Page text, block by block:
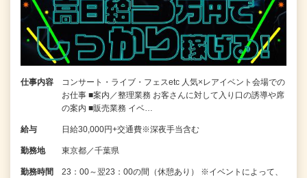
仕事内容
コンサート・ライブ・フェスetc 人気×レアイベント会場での
お仕事 ■案内／整理業務 お客さんに対して入り口の誘導や席
の案内 ■販売業務 イベ…
給与 日給30,000円+交通費※深夜手当含む
勤務地 東京都／千葉県
勤務時間
23：00～翌23：00の間（休憩あり） ※イベントによって、